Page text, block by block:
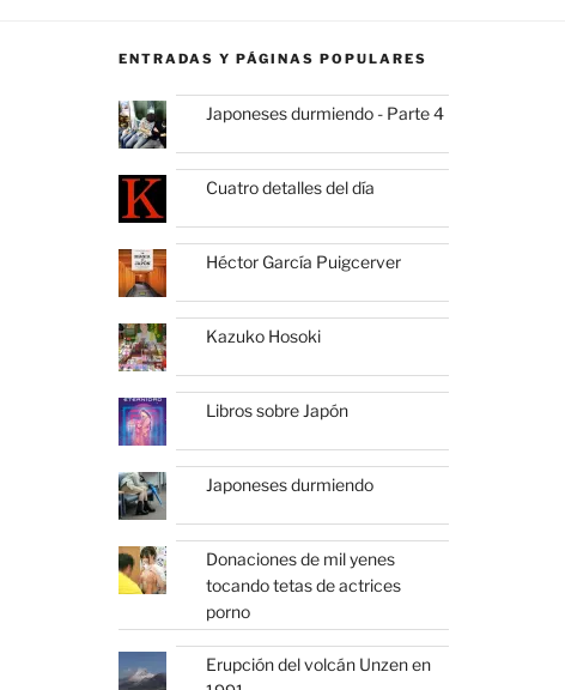
ENTRADAS Y PÁGINAS POPULARES
Japoneses durmiendo - Parte 4
Cuatro detalles del día
Héctor García Puigcerver
Kazuko Hosoki
Libros sobre Japón
Japoneses durmiendo
Donaciones de mil yenes
tocando tetas de actrices
porno
Erupción del volcán Unzen en